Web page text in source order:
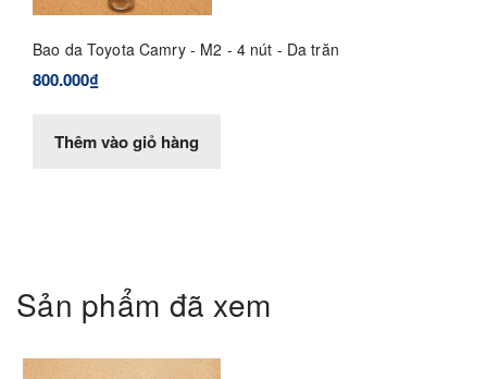
Bao da Toyota Camry - M2 - 4 nút - Da trăn
800.000₫
Thêm vào giỏ hàng
Sản phẩm đã xem